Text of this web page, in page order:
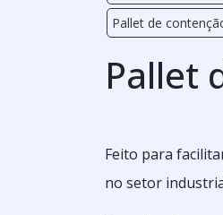
Pallet de
Pallet
Feito para
no setor